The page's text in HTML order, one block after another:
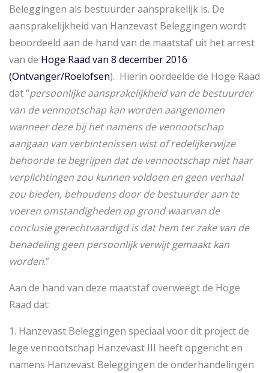
Beleggingen als bestuurder aansprakelijk is. De
aansprakelijkheid van Hanzevast Beleggingen wordt
beoordeeld aan de hand van de maatstaf uit het arrest
van de Hoge Raad van 8 december 2016
(Ontvanger/Roelofsen). Hierin oordeelde de Hoge Raad
dat “persoonlijke aansprakelijkheid van de bestuurder
van de vennootschap kan worden aangenomen
wanneer deze bij het namens de vennootschap
aangaan van verbintenissen wist of redelijkerwijze
behoorde te begrijpen dat de vennootschap niet haar
verplichtingen zou kunnen voldoen en geen verhaal
zou bieden, behoudens door de bestuurder aan te
voeren omstandigheden op grond waarvan de
conclusie gerechtvaardigd is dat hem ter zake van de
benadeling geen persoonlijk verwijt gemaakt kan
worden.”
Aan de hand van deze maatstaf overweegt de Hoge
Raad dat:
1. Hanzevast Beleggingen speciaal voor dit project de
lege vennootschap Hanzevast III heeft opgericht en
namens Hanzevast Beleggingen de onderhandelingen